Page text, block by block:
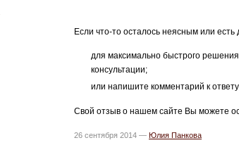
Если что-то осталось неясным или
для максимально быстрого решения
консультации;
или напишите комментарий к
Свой отзыв о нашем сайте Вы можете
26 сентября 2014 — Юлия Панкова